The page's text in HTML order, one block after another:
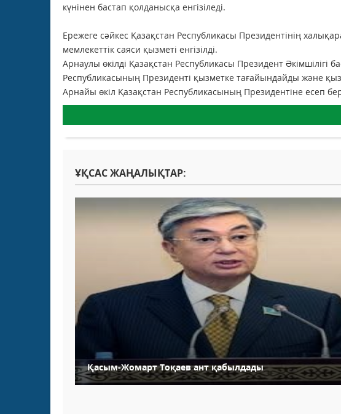
күнінен бастап қолданысқа енгізіледі.
Ережеге сәйкес Қазақстан Республикасы Президентінің
мемлекеттік саяси қызметі енгізілді.
Арнаулы өкілді Қазақстан Республикасы Президент
Республикасының Президенті қызметке тағайындайды және
Арнайы өкіл Қазақстан Республикасының Президентіне есеп
ҰҚСАС ЖАҢАЛЫҚТАР:
Қасым-Жомарт Тоқаев ант қабылдады